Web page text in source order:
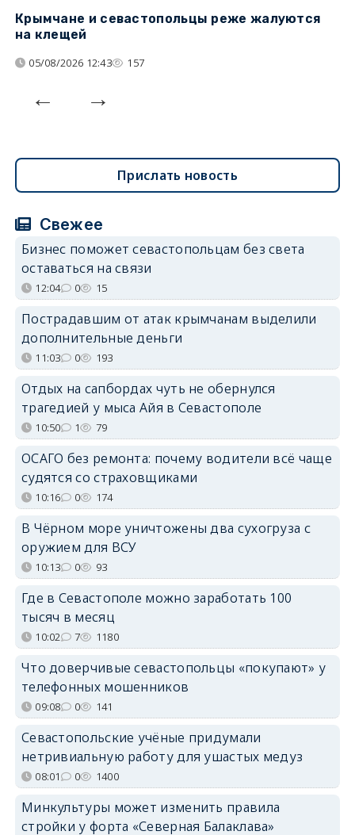
Крымчане и севастопольцы реже жалуются
на клещей
05/08/2026 12:43 157
Прислать новость
Свежее
Бизнес поможет севастопольцам без света
оставаться на связи
12:04 0 15
Пострадавшим от атак крымчанам выделили
дополнительные деньги
11:03 0 193
Отдых на сапбордах чуть не обернулся
трагедией у мыса Айя в Севастополе
10:50 1 79
ОСАГО без ремонта: почему водители всё чаще
судятся со страховщиками
10:16 0 174
В Чёрном море уничтожены два сухогруза с
оружием для ВСУ
10:13 0 93
Где в Севастополе можно заработать 100
тысяч в месяц
10:02 7 1180
Что доверчивые севастопольцы «покупают» у
телефонных мошенников
09:08 0 141
Севастопольские учёные придумали
нетривиальную работу для ушастых медуз
08:01 0 1400
Минкультуры может изменить правила
стройки у форта «Северная Балаклава»